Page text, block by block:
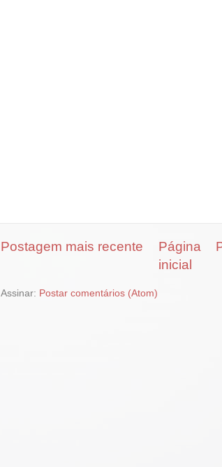
Postagem mais recente
Página
inicial
Assinar: Postar comentários (Atom)